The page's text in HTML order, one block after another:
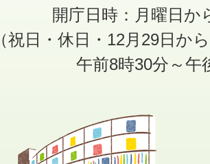
開庁日時：月曜日か
（祝日・休日・12月29日か
午前8時30分～午